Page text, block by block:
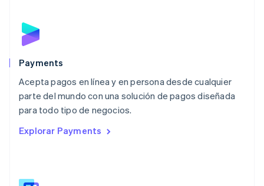
Payments
Acepta pagos en línea y en persona desde cualquier
parte del mundo con una solución de pagos diseñada
para todo tipo de negocios.
Explorar Payments
Malta
English
EspañolEnglish
English
Nueva Zelandia
English
NederlandsEnglish
Português